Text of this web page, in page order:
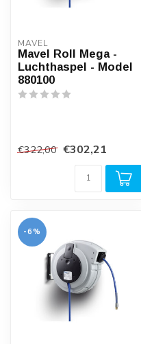
MAVEL
Mavel Roll Mega -
Luchthaspel - Model
880100
€322,00 €302,21
-6%